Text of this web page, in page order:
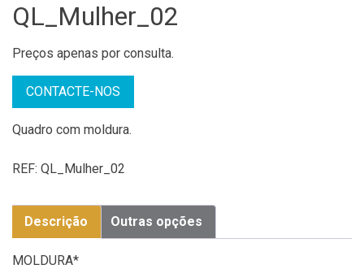
QL_Mulher_02
Preços apenas por consulta.
CONTACTE-NOS
Quadro com moldura.
REF: QL_Mulher_02
Descrição Outras opções
MOLDURA*